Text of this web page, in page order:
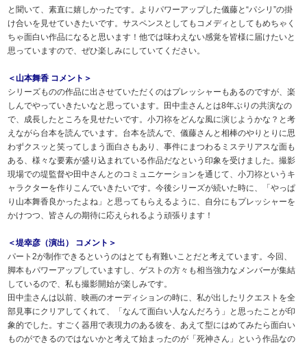
と聞いて、素直に嬉しかったです。よりパワーアップした儀藤と“パシリ”の掛
け合いを見せていきたいです。サスペンスとしてもコメディとしてもめちゃく
ちゃ面白い作品になると思います！他では味わえない感覚を皆様に届けたいと
思っていますので、ぜひ楽しみにしていてください。
＜山本舞香 コメント＞
シリーズものの作品に出させていただくのはプレッシャーもあるのですが、楽
しんでやっていきたいなと思っています。田中圭さんとは8年ぶりの共演なの
で、成長したところを見せたいです。小刀祢をどんな風に演じようかな？と考
えながら台本を読んでいます。台本を読んで、儀藤さんと相棒のやりとりに思
わずクスッと笑ってしまう面白さもあり、事件にまつわるミステリアスな面も
ある、様々な要素が盛り込まれている作品だなという印象を受けました。撮影
現場での堤監督や田中さんとのコミュニケーションを通じて、小刀祢というキ
ャラクターを作りこんでいきたいです。今後シリーズが続いた時に、「やっぱ
り山本舞香良かったよね」と思ってもらえるように、自分にもプレッシャーを
かけつつ、皆さんの期待に応えられるよう頑張ります！
＜堤幸彦（演出） コメント＞
パート2が制作できるというのはとても有難いことだと考えています。今回、
脚本もパワーアップしていますし、ゲストの方々も相当強力なメンバーが集結
しているので、私も撮影開始が楽しみです。
田中圭さんは以前、映画のオーディションの時に、私が出したリクエストを全
部見事にクリアしてくれて、「なんて面白い人なんだろう」と思ったことが印
象的でした。すごく器用で表現力のある彼を、あえて型にはめてみたら面白い
ものができるのではないかと考えて始まったのが「死神さん」という作品なの